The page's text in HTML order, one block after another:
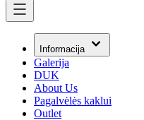
Informacija
Galerija
DUK
About Us
Pagalvėlės kaklui
Outlet